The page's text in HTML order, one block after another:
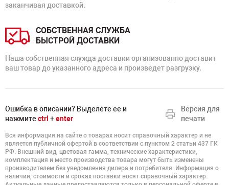
заканчивая доставкой.
СОБСТВЕННАЯ СЛУЖБА
БЫСТРОЙ ДОСТАВКИ
Наша собственная служда доставки организованно доставит
ваш товар до указанного адреса и произведет разгрузку.
Ошибка в описании? Выделете ее и
нажмите ctrl +enter
Версия для
печати
Вся информация на сайте о товарах носит справочный характер и не
является публичной офертой в соответствии с пунктом 2 статьи 437 ГК
РФ. Внешний вид, цветовая гамма, технические характеристики,
комплектация и место производства товара могут быть изменены
производителем без уведомления дилера и потребителя. Информация о
наличии, стоимости и сроках поставки носят справочный характер.